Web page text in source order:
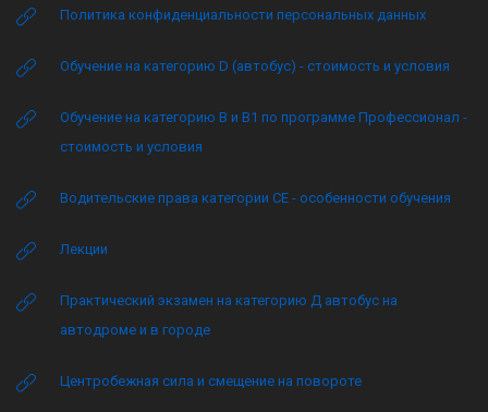
Политика конфиденциальности персональных данных
Обучение на категорию D (автобус) - стоимость и условия
Обучение на категорию B и B1 по программе Профессионал -
стоимость и условия
Водительские права категории CE - особенности обучения
Лекции
Практический экзамен на категорию Д автобус на
автодроме и в городе
Центробежная сила и смещение на повороте